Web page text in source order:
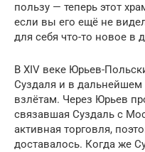
пользу — теперь этот
если вы его ещё не
для себя что-то новое в
В XIV веке Юрьев-
Суздаля и в
взлётам. Через Юрьев
связавшая Суздаль с
активная торговля,
доставалось. Когда же